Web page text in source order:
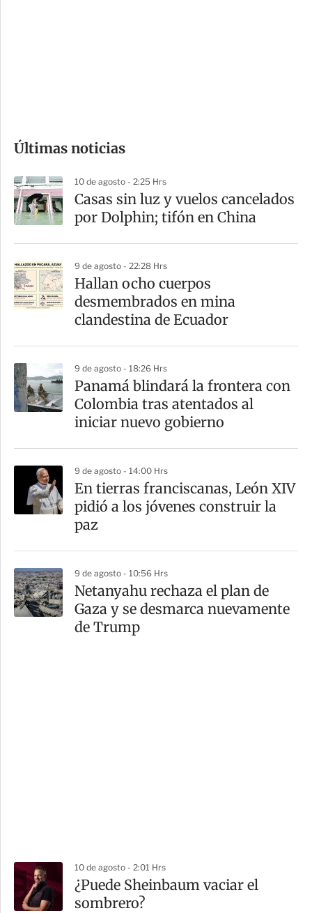
m
a
r
t
r
Últimas noticias
10 de agosto - 2:25 Hrs
Casas sin luz y vuelos cancelados
por Dolphin; tifón en China
9 de agosto - 22:28 Hrs
Hallan ocho cuerpos
desmembrados en mina
clandestina de Ecuador
9 de agosto - 18:26 Hrs
Panamá blindará la frontera con
Colombia tras atentados al
iniciar nuevo gobierno
9 de agosto - 14:00 Hrs
En tierras franciscanas, León XIV
pidió a los jóvenes construir la
paz
9 de agosto - 10:56 Hrs
Netanyahu rechaza el plan de
Gaza y se desmarca nuevamente
de Trump
10 de agosto - 2:01 Hrs
¿Puede Sheinbaum vaciar el
sombrero?